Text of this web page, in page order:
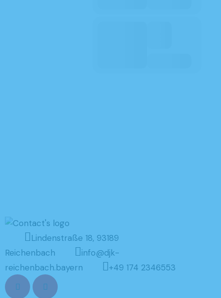
Lindenstraße 18, 93189
Reichenbach
info@djk-
reichenbach.bayern
+49 174 2346553